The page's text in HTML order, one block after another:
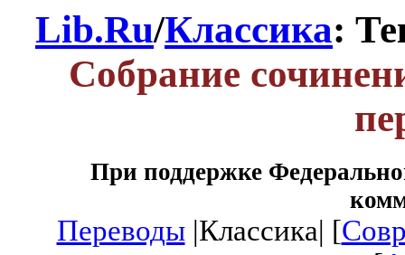
Lib.Ru/Классика:
Собрание
При поддержке
Переводы|Классика| [